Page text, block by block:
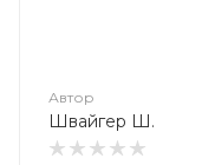
Автор
Швайгер Ш.